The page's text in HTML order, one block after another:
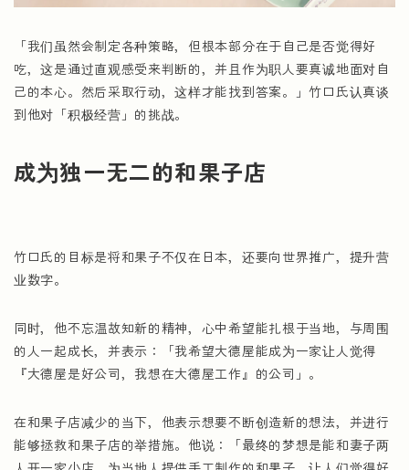
「我们虽然会制定各种策略，但根本部分在于自己是否觉得好
吃，这是通过直观感受来判断的，并且作为职人要真诚地面对自
己的本心。然后采取行动，这样才能找到答案。」竹口氏认真谈
到他对「积极经营」的挑战。
成为独一无二的和果子店
竹口氏的目标是将和果子不仅在日本，还要向世界推广，提升营
业数字。
同时，他不忘温故知新的精神，心中希望能扎根于当地，与周围
的人一起成长，并表示：「我希望大德屋能成为一家让人觉得
『大德屋是好公司，我想在大德屋工作』的公司」。
在和果子店减少的当下，他表示想要不断创造新的想法，并进行
能够拯救和果子店的举措施。他说：「最终的梦想是能和妻子两